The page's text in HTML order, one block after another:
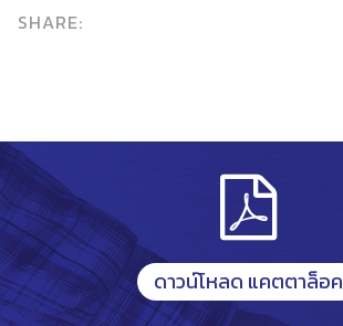
SHARE:
ดาวน์โหลด แคตตาล็อค